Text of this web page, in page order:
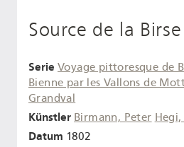
Source de la Birse
Serie Voyage pittoresque de
Bienne par les Vallons de
Grandval
Künstler Birmann, Peter
Datum 1802